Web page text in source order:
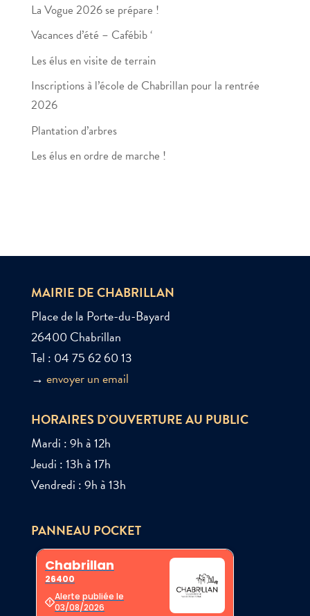
La Vogue 2026 se prépare !
Vacances d’été – Cafébib ‘
Les élus en visite de terrain
Inscriptions à l’école de Chabrillan pour la rentrée
2026
Plantation d’arbres
Les élus en ordre de marche !
MAIRIE DE CHABRILLAN
Place de la Porte-du-Bayard
26400 Chabrillan
Tel : 04 75 62 60 13
→ envoyer un email
HORAIRES D’OUVERTURE AU PUBLIC
Mardi : 9h à 12h
Jeudi : 13h à 17h
Vendredi : 9h à 13h
PANNEAU POCKET